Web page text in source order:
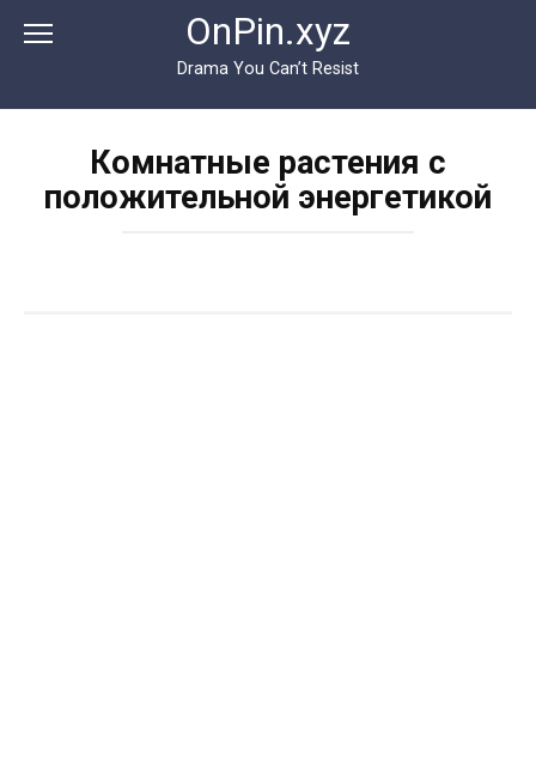
OnPin.xyz
Drama You Can’t Resist
Комнатные растения с
положительной энергетикой